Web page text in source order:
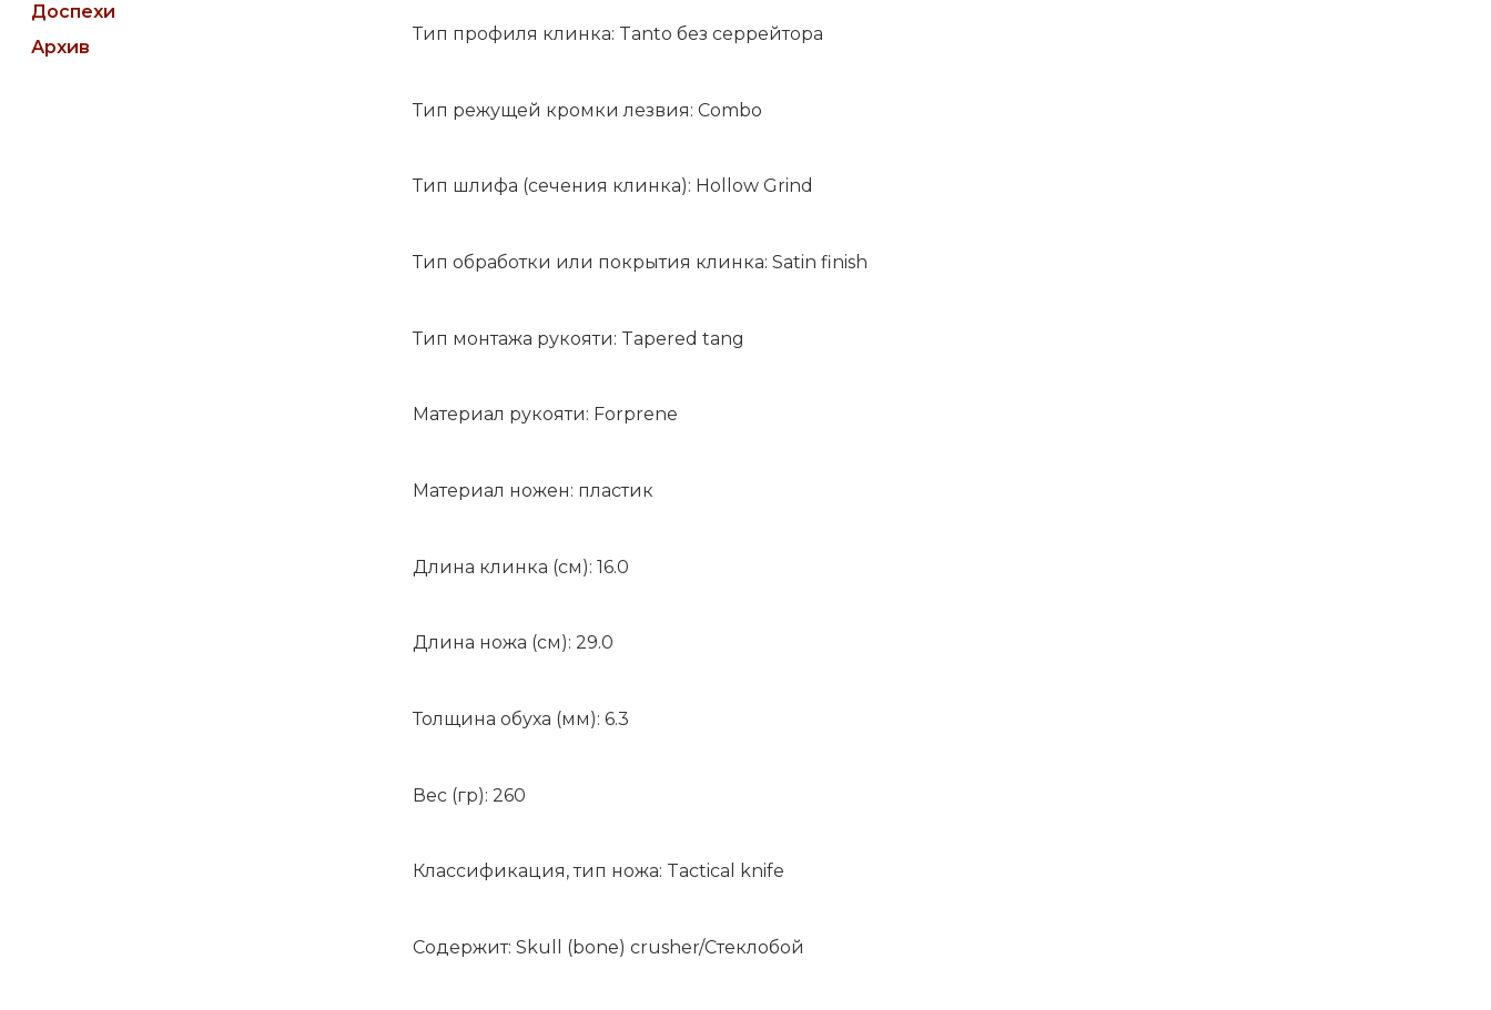
Доспехи
Архив
Тип профиля клинка: Tanto без серрейтора
Тип режущей кромки лезвия: Combo
Тип шлифа (сечения клинка): Hollow Grind
Тип обработки или покрытия клинка: Satin finish
Тип монтажа рукояти: Tapered tang
Материал рукояти: Forprene
Материал ножен: пластик
Длина клинка (см): 16.0
Длина ножа (см): 29.0
Толщина обуха (мм): 6.3
Вес (гр): 260
Классификация, тип ножа: Tactical knife
Содержит: Skull (bone) crusher/Стеклобой